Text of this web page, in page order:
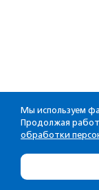
Мы используем
Продолжая
обработки